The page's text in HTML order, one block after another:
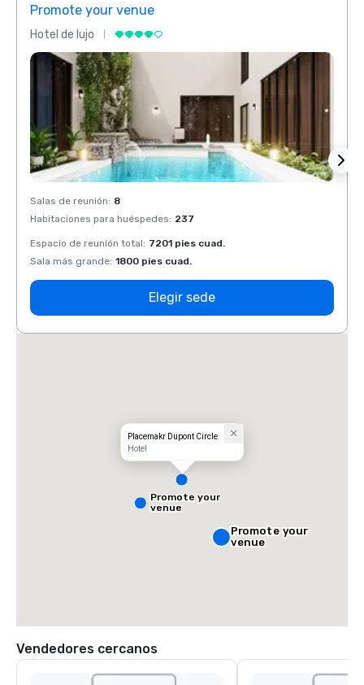
Promote your venue
Hotel de lujo
Salas de reunión: 8
Habitaciones para huéspedes: 237
Espacio de reunión total: 7201 pies cuad.
Sala más grande: 1800 pies cuad.
Elegir sede
Placemakr Dupont Circle
Hotel
Promote your
venue
Promote your
venue
Vendedores cercanos